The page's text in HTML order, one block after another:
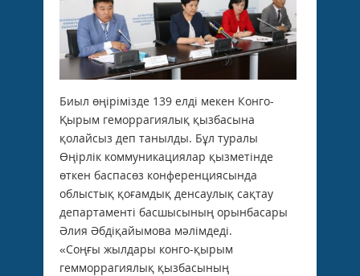
Биыл өңірімізде 139 елді мекен Конго-
Қырым геморрагиялық қызбасына
қолайсыз деп танылды. Бұл туралы
Өңірлік коммуникациялар қызметінде
өткен баспасөз конференциясында
облыстық қоғамдық денсаулық сақтау
департаменті басшысының орынбасары
Әлия Әбдіқайымова мәлімдеді.
«Соңғы жылдары конго-қырым
гемморрагиялық қызбасының